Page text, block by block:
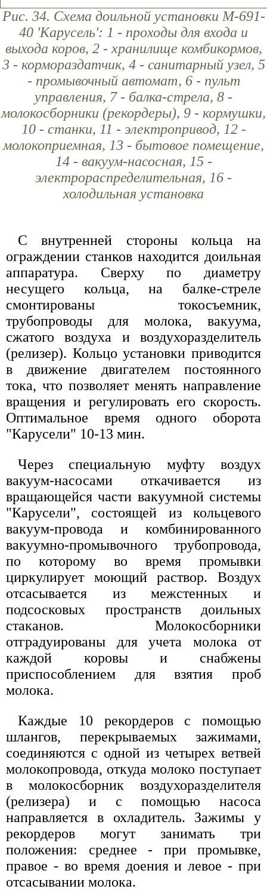
Рис. 34. Схема доильной установки М-691-
40 'Карусель': 1 - проходы для входа и
выхода коров, 2 - хранилище комбикормов,
3 - кормораздатчик, 4 - санитарный узел, 5
- промывочный автомат, 6 - пульт
управления, 7 - балка-стрела, 8 -
молокосборники (рекордеры), 9 - кормушки,
10 - станки, 11 - электропривод, 12 -
молокоприемная, 13 - бытовое помещение,
14 - вакуум-насосная, 15 -
электрораспределительная, 16 -
холодильная установка
С внутренней стороны кольца на
ограждении станков находится доильная
аппаратура. Сверху по диаметру
несущего кольца, на балке-стреле
смонтированы токосъемник,
трубопроводы для молока, вакуума,
сжатого воздуха и воздухоразделитель
(релизер). Кольцо установки приводится
в движение двигателем постоянного
тока, что позволяет менять направление
вращения и регулировать его скорость.
Оптимальное время одного оборота
"Карусели" 10-13 мин.
Через специальную муфту воздух
вакуум-насосами откачивается из
вращающейся части вакуумной системы
"Карусели", состоящей из кольцевого
вакуум-провода и комбинированного
вакуумно-промывочного трубопровода,
по которому во время промывки
циркулирует моющий раствор. Воздух
отсасывается из межстенных и
подсосковых пространств доильных
стаканов. Молокосборники
отградуированы для учета молока от
каждой коровы и снабжены
приспособлением для взятия проб
молока.
Каждые 10 рекордеров с помощью
шлангов, перекрываемых зажимами,
соединяются с одной из четырех ветвей
молокопровода, откуда молоко поступает
в молокосборник воздухоразделителя
(релизера) и с помощью насоса
направляется в охладитель. Зажимы у
рекордеров могут занимать три
положения: среднее - при промывке,
правое - во время доения и левое - при
отсасывании молока.